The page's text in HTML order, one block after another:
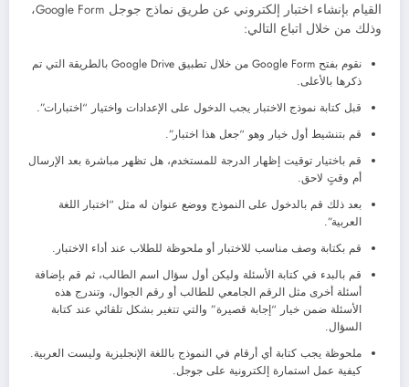
القيام بإنشاء اختبار إلكتروني عن طريق نماذج جوجل Google Form،
وذلك من خلال اتباع التالي:
نقوم بفتح Google Form من خلال تطبيق Google Drive بالطريقة التي تم
ذكرها بالأعلى.
قبل كتابة نموذج الاختبار يجب الدخول على الإعدادات واختيار “اختبارات”.
قم بتنشيط أول خيار وهو “جعل هذا اختبار”.
قم باختيار توقيت إظهار الدرجة للمستخدم، هل تظهر مباشرة بعد الإرسال
أم وقتٍ لاحق.
بعد ذلك قم بالدخول على النموذج ووضع عنوان له مثل “اختبار اللغة
العربية”.
قم بكتابة وصف مناسب للاختبار أو ملحوظة للطلاب عند أداء الاختبار.
قم بالبدء في كتابة الأسئلة وليكن أول سؤال اسم الطالب، ثم قم بإضافة
أسئلة أخرى مثل الرقم الجامعي للطالب أو رقم الجوال، وتندرج هذه
الأسئلة ضمن خيار “إجابة قصيرة” والتي تتغير بشكل تلقائي عند كتابة
السؤال.
ملحوظة يجب كتابة أي أرقام في النموذج باللغة الإنجليزية وليست العربية.
كيفية عمل استمارة إلكترونية على جوجل.